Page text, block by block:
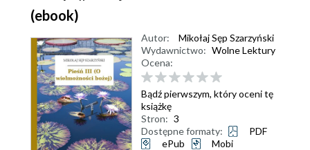
(ebook)
Autor:
Mikołaj Sęp Szarzyński
Wydawnictwo: Wolne Lektury
Ocena:
Bądź pierwszym, który oceni tę
książkę
Stron: 3
Dostępne formaty:
PDF
ePub
Mobi